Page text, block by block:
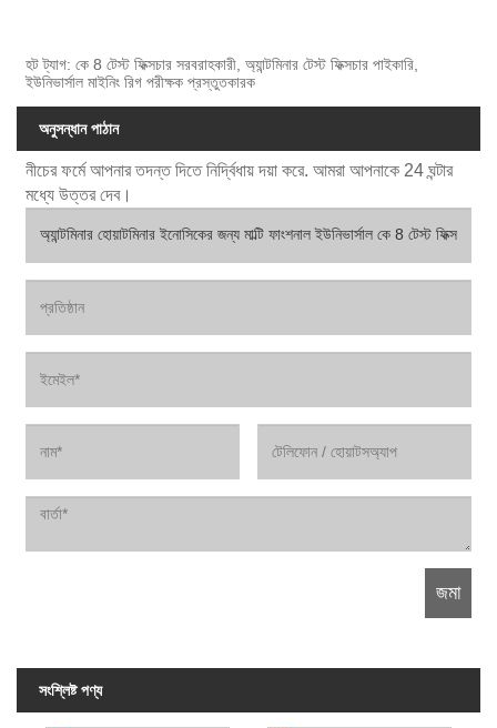
হট ট্যাগ: কে 8 টেস্ট ফিক্সচার সরবরাহকারী, অ্যান্টমিনার টেস্ট ফিক্সচার পাইকারি,
ইউনিভার্সাল মাইনিং রিগ পরীক্ষক প্রস্তুতকারক
অনুসন্ধান পাঠান
নীচের ফর্মে আপনার তদন্ত দিতে নির্দ্বিধায় দয়া করে. আমরা আপনাকে 24 ঘন্টার
মধ্যে উত্তর দেব।
সংশ্লিষ্ট পণ্য